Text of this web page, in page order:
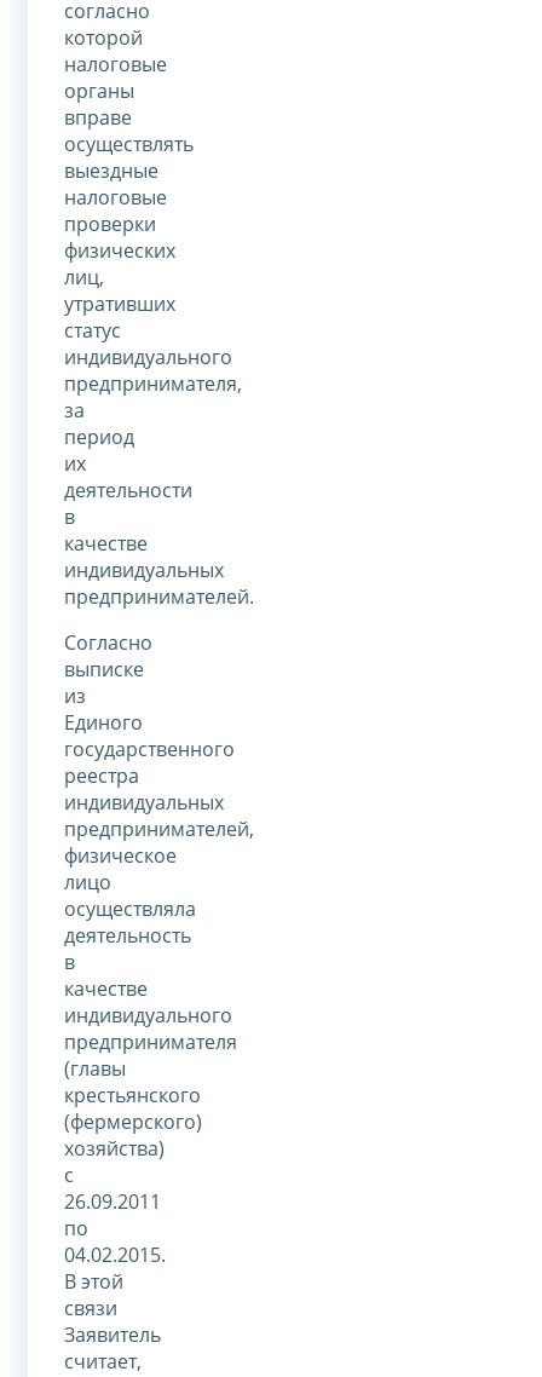
согласно
которой
налоговые
органы
вправе
осуществлять
выездные
налоговые
проверки
физических
лиц,
утративших
статус
индивидуального
предпринимателя,
за
период
их
деятельности
в
качестве
индивидуальных
предпринимателей.
Согласно
выписке
из
Единого
государственного
реестра
индивидуальных
предпринимателей,
физическое
лицо
осуществляла
деятельность
в
качестве
индивидуального
предпринимателя
(главы
крестьянского
(фермерского)
хозяйства)
с
26.09.2011
по
04.02.2015.
В этой
связи
Заявитель
считает,